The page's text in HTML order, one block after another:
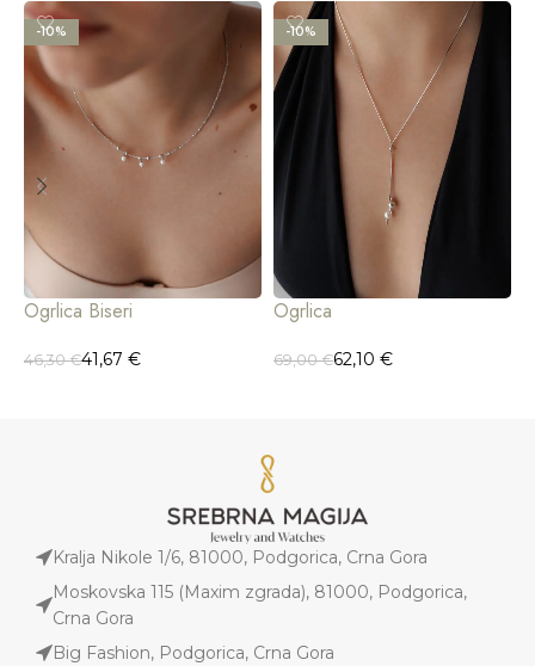
-10%
Ogrlica Biseri
46,30€41,67 €
-10%
Ogrlica
69,00€62,10 €
Kralja Nikole 1/6, 81000, Podgorica, Crna Gora
Moskovska 115 (Maxim zgrada), 81000, Podgorica,
Crna Gora
Big Fashion, Podgorica, Crna Gora